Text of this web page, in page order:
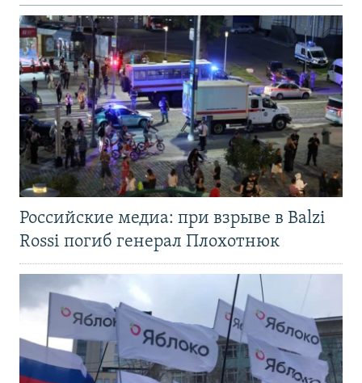
Российские медиа: при взрыве в Balzi
Rossi погиб генерал Плохотнюк